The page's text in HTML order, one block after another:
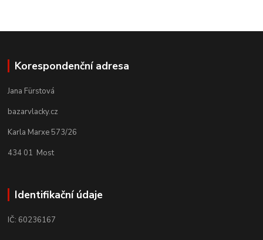
Korespondenční adresa
Jana Fürstová
bazarvlacky.cz
Karla Marxe 573/26
434 01 Most
Identifikační údaje
IČ: 60236167